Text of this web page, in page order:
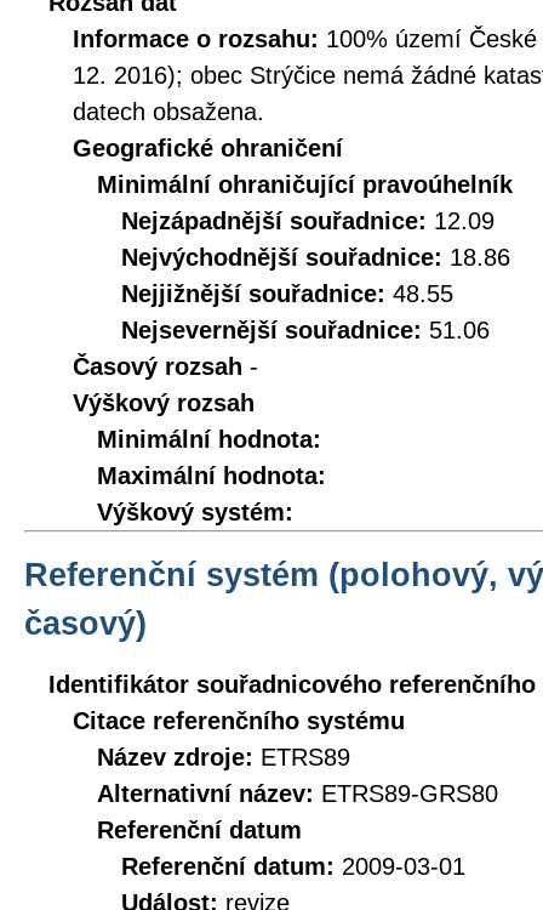
Informace o rozsahu: 100% území
12. 2016); obec Strýčice nemá žádné
datech obsažena.
Geografické ohraničení
Minimální ohraničující pravoúhelník
Nejzápadnější souřadnice: 12.09
Nejvýchodnější souřadnice: 18.86
Nejjižnější souřadnice: 48.55
Nejsevernější souřadnice: 51.06
Časový rozsah -
Výškový rozsah
Minimální hodnota:
Maximální hodnota:
Výškový systém:
Referenční systém (polohový,
časový)
Identifikátor souřadnicového referenčního
Citace referenčního systému
Název zdroje: ETRS89
Alternativní název: ETRS89-GRS80
Referenční datum
Referenční datum: 2009-03-01
Událost: revize